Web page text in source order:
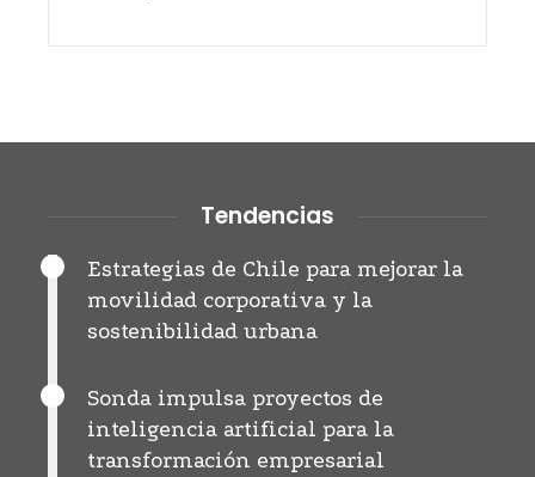
Tendencias
Estrategias de Chile para mejorar la
movilidad corporativa y la
sostenibilidad urbana
Sonda impulsa proyectos de
inteligencia artificial para la
transformación empresarial